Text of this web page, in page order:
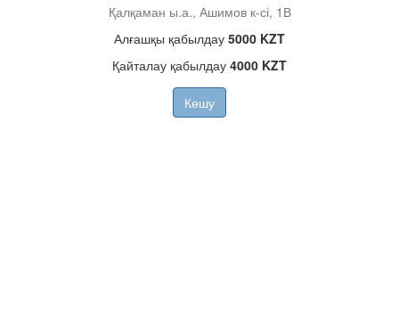
Қалқаман ы.а., Ашимов к-сі, 1В
Алғашқы қабылдау 5000 KZT
Қайталау қабылдау 4000 KZT
Көшу